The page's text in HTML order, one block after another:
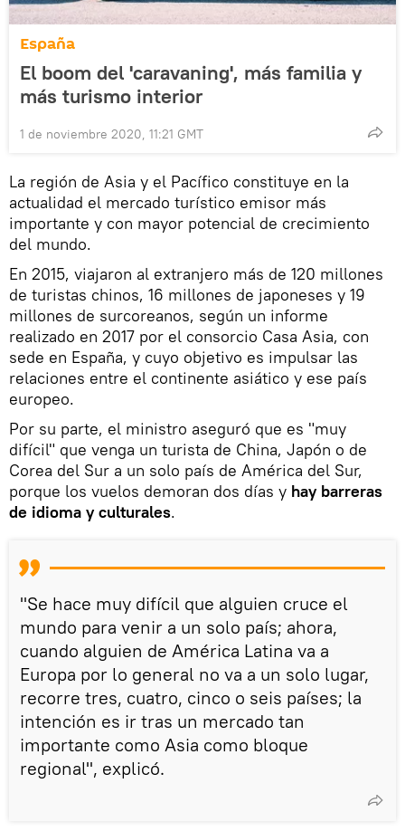
España
El boom del 'caravaning', más familia y
más turismo interior
1 de noviembre 2020, 11:21 GMT
La región de Asia y el Pacífico constituye en la
actualidad el mercado turístico emisor más
importante y con mayor potencial de crecimiento
del mundo.
En 2015, viajaron al extranjero más de 120 millones
de turistas chinos, 16 millones de japoneses y 19
millones de surcoreanos, según un informe
realizado en 2017 por el consorcio Casa Asia, con
sede en España, y cuyo objetivo es impulsar las
relaciones entre el continente asiático y ese país
europeo.
Por su parte, el ministro aseguró que es "muy
difícil" que venga un turista de China, Japón o de
Corea del Sur a un solo país de América del Sur,
porque los vuelos demoran dos días y hay barreras
de idioma y culturales.
"Se hace muy difícil que alguien cruce el
mundo para venir a un solo país; ahora,
cuando alguien de América Latina va a
Europa por lo general no va a un solo lugar,
recorre tres, cuatro, cinco o seis países; la
intención es ir tras un mercado tan
importante como Asia como bloque
regional", explicó.